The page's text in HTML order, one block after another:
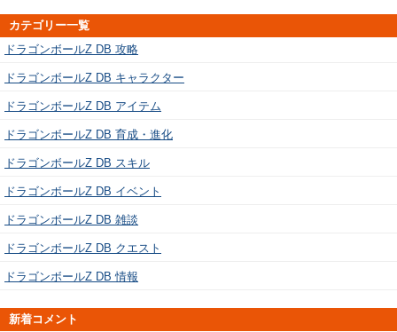
カテゴリー一覧
ドラゴンボールZ DB 攻略
ドラゴンボールZ DB キャラクター
ドラゴンボールZ DB アイテム
ドラゴンボールZ DB 育成・進化
ドラゴンボールZ DB スキル
ドラゴンボールZ DB イベント
ドラゴンボールZ DB 雑談
ドラゴンボールZ DB クエスト
ドラゴンボールZ DB 情報
新着コメント